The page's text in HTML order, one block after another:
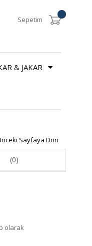
Sepetim
& JAKAR
Sayfaya Dön
(0)
olarak